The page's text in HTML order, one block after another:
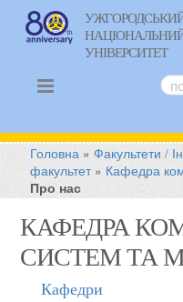
УНІВЕРСИТЕТ
Головна »Факультети /
факультет» Кафедра
Про нас
КАФЕДРА
СИСТЕМ ТА
Кафедри